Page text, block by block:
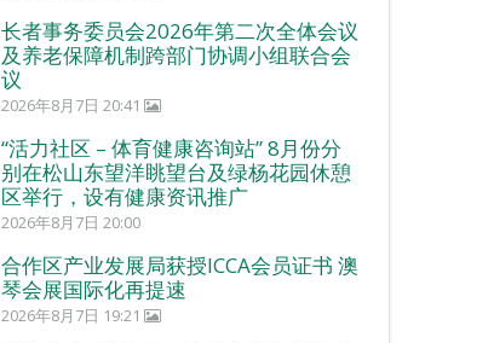
长者事务委员会2026年第二次全体会议
及养老保障机制跨部门协调小组联合会
议
2026年8月7日 20:41
“活力社区 – 体育健康咨询站” 8月份分
别在松山东望洋眺望台及绿杨花园休憩
区举行，设有健康资讯推广
2026年8月7日 20:00
合作区产业发展局获授ICCA会员证书 澳
琴会展国际化再提速
2026年8月7日 19:21